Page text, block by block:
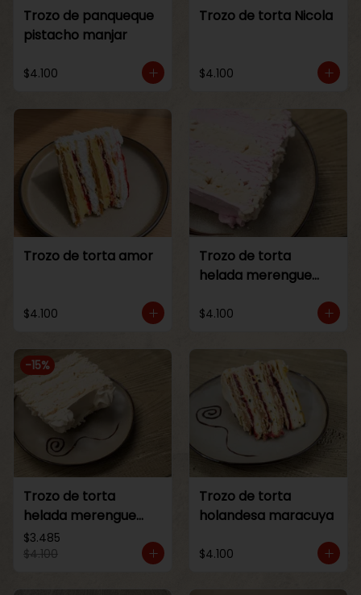
Trozo de panqueque
pistacho manjar
$4.100
Trozo de torta Nicola
$4.100
Trozo de torta amor
$4.100
Trozo de torta
helada merengue
$4.100
-15%
Trozo de torta
helada merengue
lucuma
$3.485
$4.100
Trozo de torta
holandesa maracuya
$4.100